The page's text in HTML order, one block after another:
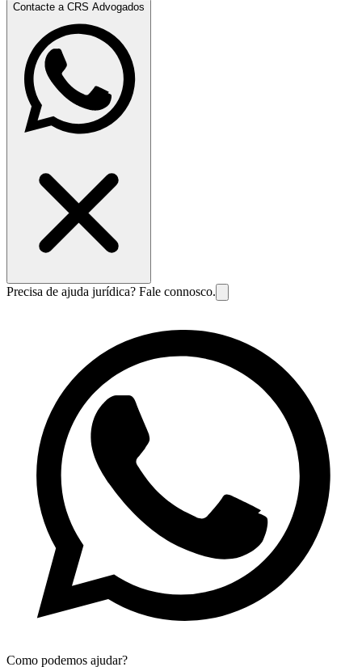
Contacte a CRS Advogados
Precisa de ajuda jurídica? Fale connosco.
Como podemos ajudar?